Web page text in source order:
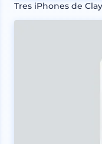
Tres iPhones de